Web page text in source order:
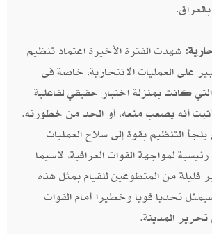
شهدت الفترة الأخيرة اعتماد تنظيم
العمليات الانتحارية، خاصة فى
كانت بمنزلة اختبار حقيقي لفاعلية
أثبت أنه يصعب منعه، أو الحد من خطورته.
يلجأ التنظيم بقوة إلى سلاح العمليات
لمواجهة القوات العراقية، لاسيما
قليلة من المتطوعين للقيام بمثل هذه
تحديا قويا وخطيرا أمام القوات
المدينة.